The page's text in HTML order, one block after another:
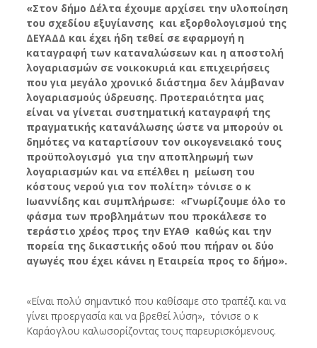
«Στον δήμο Δέλτα έχουμε αρχίσει την υλοποίηση
του σχεδίου εξυγίανσης και εξορθολογισμού της
ΔΕΥΑΔΔ και έχει ήδη τεθεί σε εφαρμογή η
καταγραφή των καταναλώσεων και η αποστολή
λογαριασμών σε νοικοκυριά και επιχειρήσεις
που για μεγάλο χρονικό διάστημα δεν λάμβαναν
λογαριασμούς ύδρευσης. Προτεραιότητα μας
είναι να γίνεται συστηματική καταγραφή της
πραγματικής κατανάλωσης ώστε να μπορούν οι
δημότες να καταρτίσουν τον οικογενειακό τους
προϋπολογισμό για την αποπληρωμή των
λογαριασμών και να επέλθει η μείωση του
κόστους νερού για τον πολίτη» τόνισε ο κ
Ιωαννίδης και συμπλήρωσε: «Γνωρίζουμε όλο το
φάσμα των προβλημάτων που προκάλεσε το
τεράστιο χρέος προς την ΕΥΑΘ καθώς και την
πορεία της δικαστικής οδού που πήραν οι δύο
αγωγές που έχει κάνει η Εταιρεία προς το δήμο».
«Είναι πολύ σημαντικό που καθίσαμε στο τραπέζι και να
γίνει προεργασία και να βρεθεί λύση», τόνισε ο κ
Καράογλου καλωσορίζοντας τους παρευρισκόμενους.